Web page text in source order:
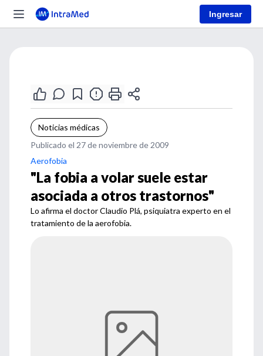
Ingresar
Noticias médicas
Publicado el 27 de noviembre de 2009
Aerofobia
"La fobia a volar suele estar
asociada a otros trastornos"
Lo afirma el doctor Claudio Plá, psiquiatra experto en el
tratamiento de la aerofobia.